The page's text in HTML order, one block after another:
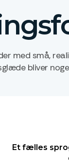
med små,
bliver
Et fælles